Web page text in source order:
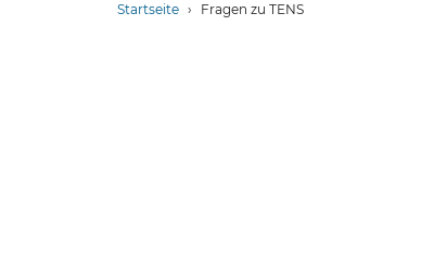
Startseite › Fragen zu TENS